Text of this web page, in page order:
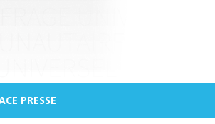
PRESSE